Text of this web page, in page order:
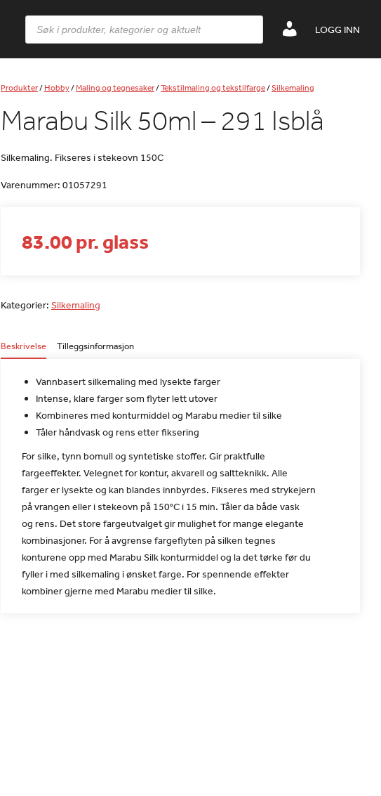
LOGG INN
Products
search
Produkter/Hobby/Maling og tegnesaker/Tekstilmaling og tekstilfarge/Silkemaling
Marabu Silk 50ml – 291 Isblå
Silkemaling. Fikseres i stekeovn 150C
Varenummer: 01057291
83.00 pr. glass
Kategorier: Silkemaling
Beskrivelse Tilleggsinformasjon
Vannbasert silkemaling med lysekte farger
Intense, klare farger som flyter lett utover
Kombineres med konturmiddel og Marabu medier til silke
Tåler håndvask og rens etter fiksering
For silke, tynn bomull og syntetiske stoffer. Gir praktfulle
fargeeffekter. Velegnet for kontur, akvarell og saltteknikk. Alle
farger er lysekte og kan blandes innbyrdes. Fikseres med strykejern
på vrangen eller i stekeovn på 150°C i 15 min. Tåler da både vask
og rens. Det store fargeutvalget gir mulighet for mange elegante
kombinasjoner. For å avgrense fargeflyten på silken tegnes
konturene opp med Marabu Silk konturmiddel og la det tørke før du
fyller i med silkemaling i ønsket farge. For spennende effekter
kombiner gjerne med Marabu medier til silke.